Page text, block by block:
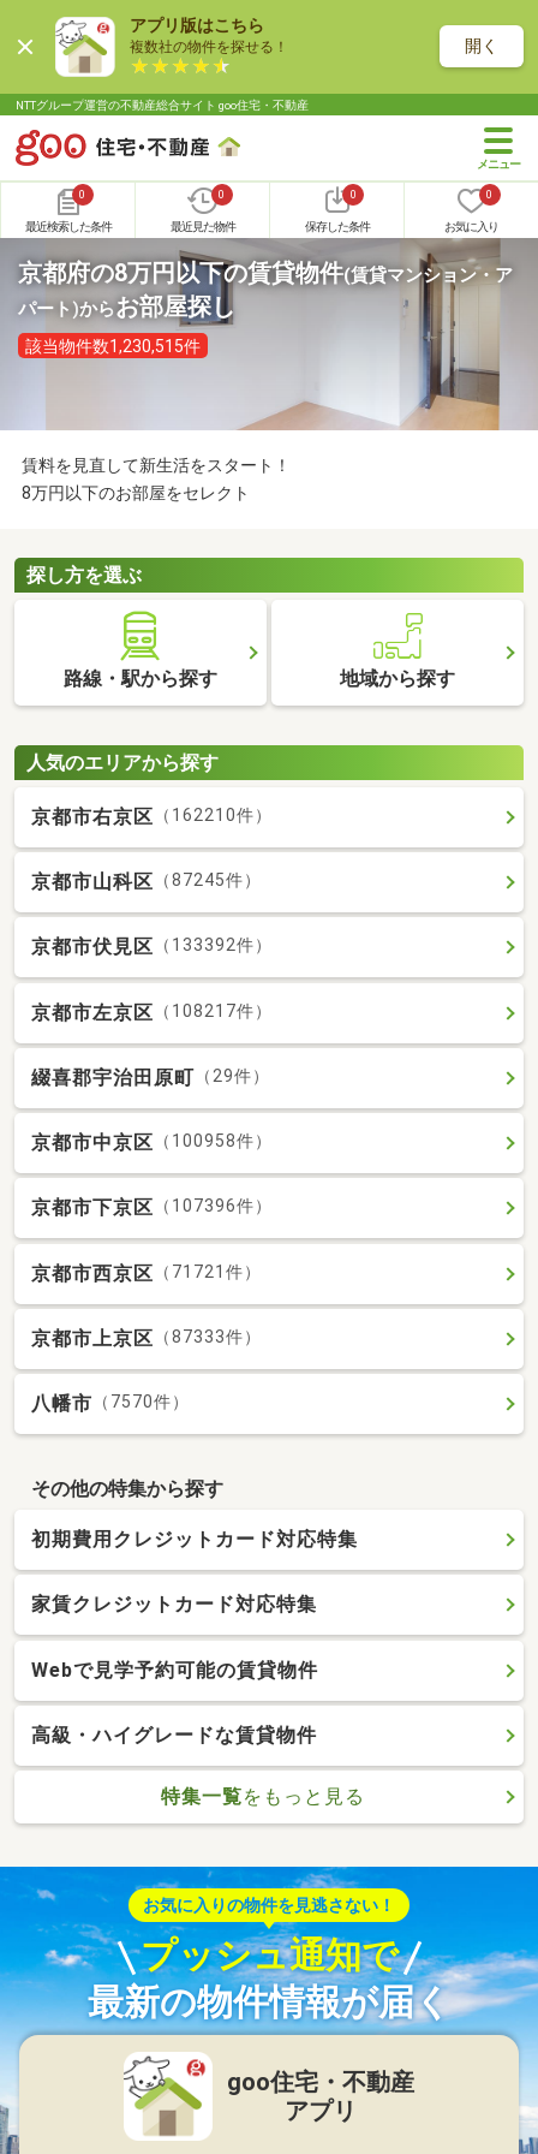
アプリ版はこちら
複数社の物件を探せる！ 開く
NTTグループ運営の不動産総合サイト goo住宅・不動産
0
最近検索した条件
0
最近見た物件
0
保存した条件
0
お気に入り
京都府の8万円以下の賃貸物件(賃貸マンション・ア
パート)からお部屋探し
該当物件数1,230,515件
賃料を見直して新生活をスタート！
8万円以下のお部屋をセレクト
探し方を選ぶ
路線・駅から探す 地域から探す
人気のエリアから探す
京都市右京区 （162210件）
京都市山科区 （87245件）
京都市伏見区 （133392件）
京都市左京区 （108217件）
綴喜郡宇治田原町 （29件）
京都市中京区 （100958件）
京都市下京区 （107396件）
京都市西京区 （71721件）
京都市上京区 （87333件）
八幡市 （7570件）
その他の特集から探す
初期費用クレジットカード対応特集
家賃クレジットカード対応特集
Webで見学予約可能の賃貸物件
高級・ハイグレードな賃貸物件
特集一覧をもっと見る
お気に入りの物件を見逃さない！
プッシュ通知で
最新の物件情報が届く
goo住宅・不動産
アプリ